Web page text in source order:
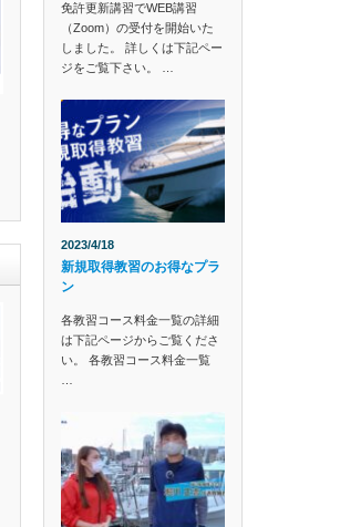
免許更新講習でWEB講習
（Zoom）の受付を開始いた
しました。 詳しくは下記ペー
ジをご覧下さい。 …
2023/4/18
新規取得教習のお得なプラ
ン
各教習コース料金一覧の詳細
は下記ページからご覧くださ
い。 各教習コース料金一覧